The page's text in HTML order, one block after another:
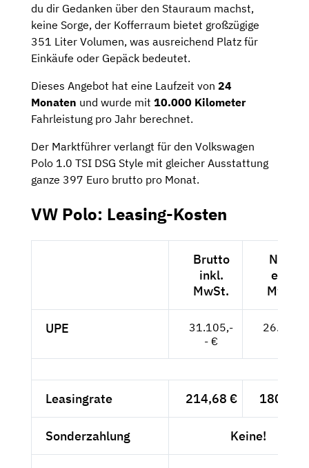
du dir Gedanken über den Stauraum machst,
keine Sorge, der Kofferraum bietet großzügige
351 Liter Volumen, was ausreichend Platz für
Einkäufe oder Gepäck bedeutet.
Dieses Angebot hat eine Laufzeit von 24
Monaten und wurde mit 10.000 Kilometer
Fahrleistung pro Jahr berechnet.
Der Marktführer verlangt für den Volkswagen
Polo 1.0 TSI DSG Style mit gleicher Ausstattung
ganze 397 Euro brutto pro Monat.
VW Polo: Leasing-Kosten
Brutto
inkl.
MwSt.
Netto
exkl.
MwSt.
UPE
31.105,-
- €
26.139,-
Leasingrate 214,68 € 180,40
Sonderzahlung Keine!